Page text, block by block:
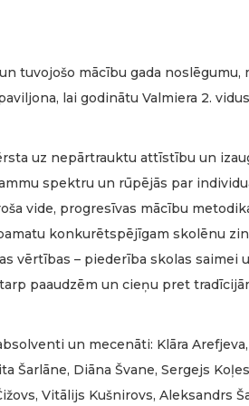
tuvojošo mācību gada noslēgumu,
lai godinātu Valmiera 2.
uz nepārtrauktu attīstību un
spektru un rūpējās par
vide, progresīvas mācību
konkurētspējīgam skolēnu
vērtības – piederība skolas saimei
paaudzēm un cieņu pret
un mecenāti: Klāra
Šarlāne, Diāna Švane, Sergejs
Vitālijs Kušnirovs, Aleksandrs